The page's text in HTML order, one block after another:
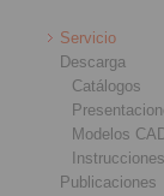
Servicio
Descarga
Catálogos
Modelos
Publicaciones